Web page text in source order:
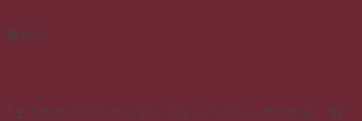
娘から
｢まさかのバスにコンセントないハプニングだから、仙